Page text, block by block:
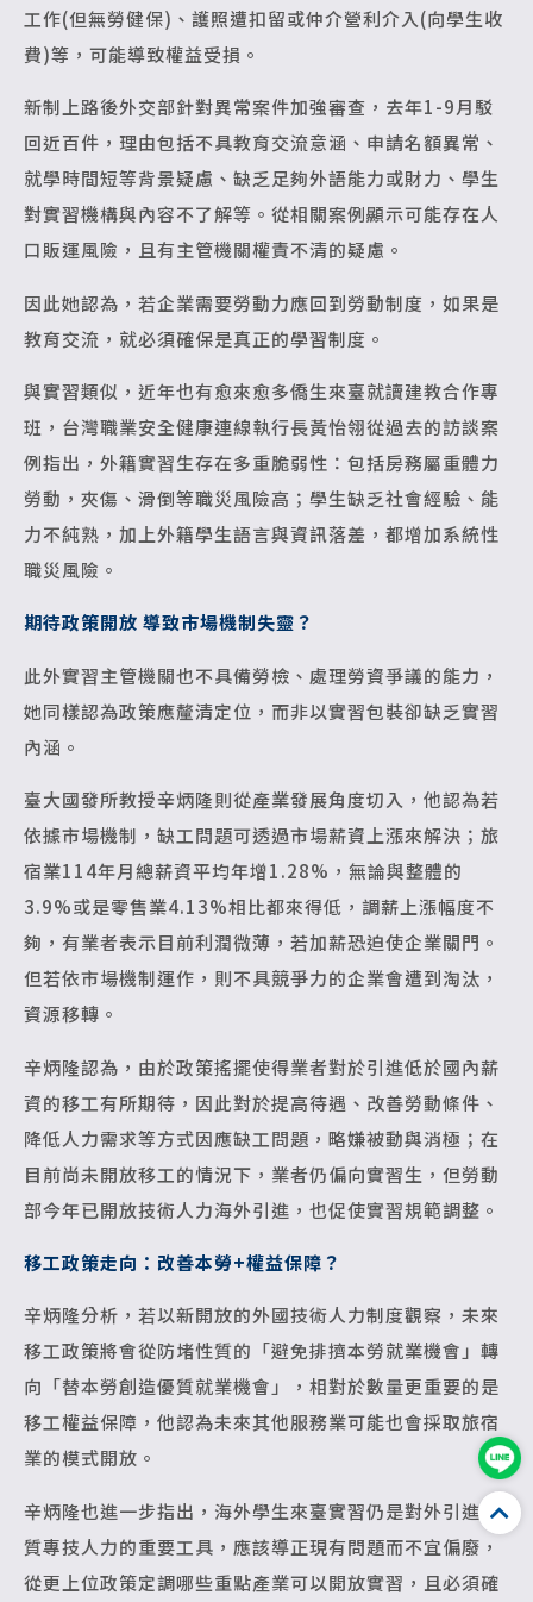
工作(但無勞健保)、護照遭扣留或仲介營利介入(向學生收
費)等，可能導致權益受損。
新制上路後外交部針對異常案件加強審查，去年1-9月駁
回近百件，理由包括不具教育交流意涵、申請名額異常、
就學時間短等背景疑慮、缺乏足夠外語能力或財力、學生
對實習機構與內容不了解等。從相關案例顯示可能存在人
口販運風險，且有主管機關權責不清的疑慮。
因此她認為，若企業需要勞動力應回到勞動制度，如果是
教育交流，就必須確保是真正的學習制度。
與實習類似，近年也有愈來愈多僑生來臺就讀建教合作專
班，台灣職業安全健康連線執行長黃怡翎從過去的訪談案
例指出，外籍實習生存在多重脆弱性：包括房務屬重體力
勞動，夾傷、滑倒等職災風險高；學生缺乏社會經驗、能
力不純熟，加上外籍學生語言與資訊落差，都增加系統性
職災風險。
期待政策開放 導致市場機制失靈？
此外實習主管機關也不具備勞檢、處理勞資爭議的能力，
她同樣認為政策應釐清定位，而非以實習包裝卻缺乏實習
內涵。
臺大國發所教授辛炳隆則從產業發展角度切入，他認為若
依據市場機制，缺工問題可透過市場薪資上漲來解決；旅
宿業114年月總薪資平均年增1.28%，無論與整體的
3.9%或是零售業4.13%相比都來得低，調薪上漲幅度不
夠，有業者表示目前利潤微薄，若加薪恐迫使企業關門。
但若依市場機制運作，則不具競爭力的企業會遭到淘汰，
資源移轉。
辛炳隆認為，由於政策搖擺使得業者對於引進低於國內薪
資的移工有所期待，因此對於提高待遇、改善勞動條件、
降低人力需求等方式因應缺工問題，略嫌被動與消極；在
目前尚未開放移工的情況下，業者仍偏向實習生，但勞動
部今年已開放技術人力海外引進，也促使實習規範調整。
移工政策走向：改善本勞+權益保障？
辛炳隆分析，若以新開放的外國技術人力制度觀察，未來
移工政策將會從防堵性質的「避免排擠本勞就業機會」轉
向「替本勞創造優質就業機會」，相對於數量更重要的是
移工權益保障，他認為未來其他服務業可能也會採取旅宿
業的模式開放。
辛炳隆也進一步指出，海外學生來臺實習仍是對外引進優
質專技人力的重要工具，應該導正現有問題而不宜偏廢，
從更上位政策定調哪些重點產業可以開放實習，且必須確